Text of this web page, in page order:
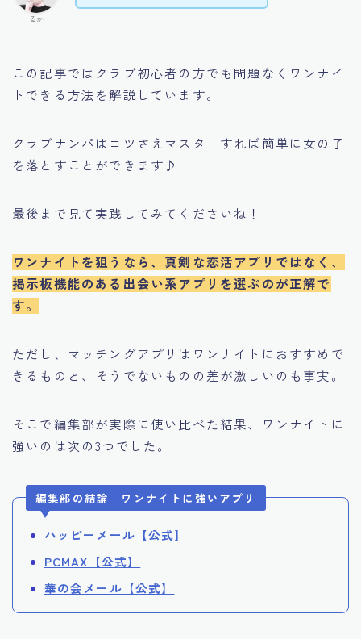
るか
この記事ではクラブ初心者の方でも問題なくワンナイ
トできる方法を解説しています。
クラブナンパはコツさえマスターすれば簡単に女の子
を落とすことができます♪
最後まで見て実践してみてくださいね！
ワンナイトを狙うなら、真剣な恋活アプリではなく、
掲示板機能のある出会い系アプリを選ぶのが正解で
す。
ただし、マッチングアプリはワンナイトにおすすめで
きるものと、そうでないものの差が激しいのも事実。
そこで編集部が実際に使い比べた結果、ワンナイトに
強いのは次の3つでした。
編集部の結論｜ワンナイトに強いアプリ
ハッピーメール【公式】
PCMAX【公式】
華の会メール【公式】